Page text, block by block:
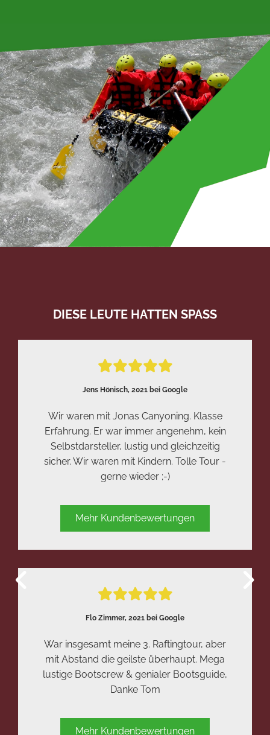
DIESE LEUTE HATTEN SPASS

Jens Hönisch, 2021 bei Google
Wir waren mit Jonas Canyoning. Klasse
Erfahrung. Er war immer angenehm, kein
Selbstdarsteller, lustig und gleichzeitig
sicher. Wir waren mit Kindern. Tolle Tour -
gerne wieder ;-)
Mehr Kundenbewertungen

Flo Zimmer, 2021 bei Google
War insgesamt meine 3. Raftingtour, aber
mit Abstand die geilste überhaupt. Mega
lustige Bootscrew & genialer Bootsguide,
Danke Tom
Mehr Kundenbewertungen